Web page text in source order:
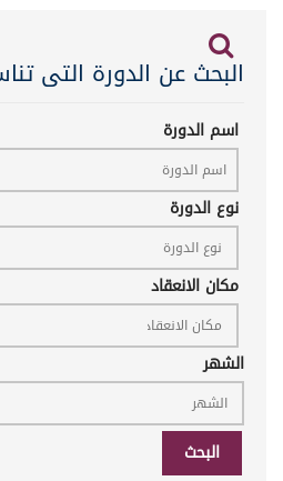
البحث عن الدورة التى
اسم الدورة
نوع الدورة
مكان الانعقاد
الشهر
البحث